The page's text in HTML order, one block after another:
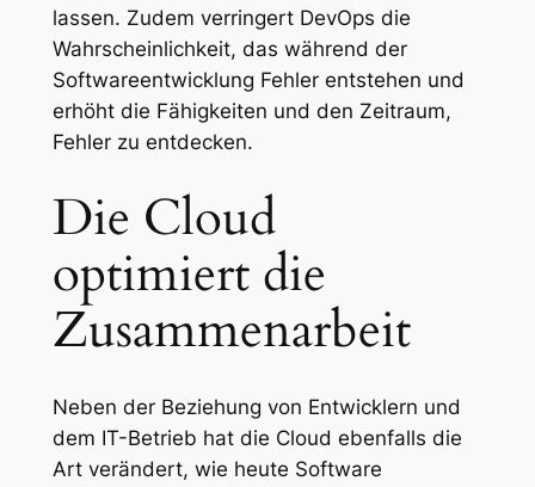
lassen. Zudem verringert DevOps die
Wahrscheinlichkeit, das während der
Softwareentwicklung Fehler entstehen und
erhöht die Fähigkeiten und den Zeitraum,
Fehler zu entdecken.
Die Cloud
optimiert die
Zusammenarbeit
Neben der Beziehung von Entwicklern und
dem IT-Betrieb hat die Cloud ebenfalls die
Art verändert, wie heute Software